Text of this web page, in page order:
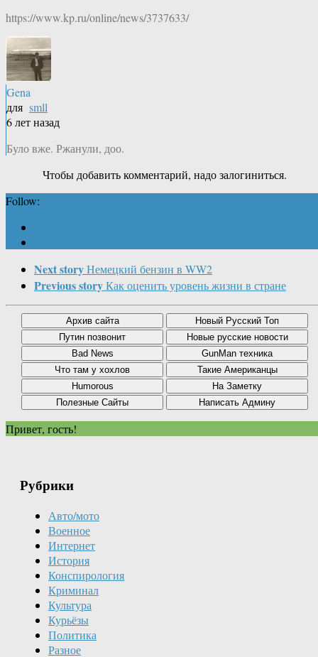
https://www.kp.ru/online/news/3737633/
Gena
для smll
6 лет назад
Було вже. Ржанули, доо.
Чтобы добавить комментарий, надо залогиниться.
Follow:
Next storyНемецкий бензин в WW2
Previous storyКак оценить уровень жизни в стране
Привет, гость!
Рубрики
Авто/мото
Военное
Интернет
История
Конспирология
Криминал
Культура
Курьёзы
Политика
Разное